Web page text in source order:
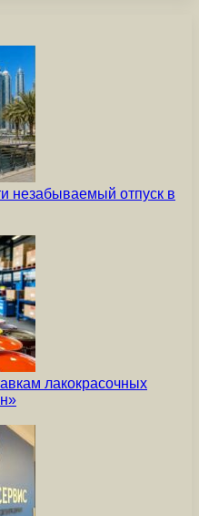
незабываемый отпуск в
лакокрасочных